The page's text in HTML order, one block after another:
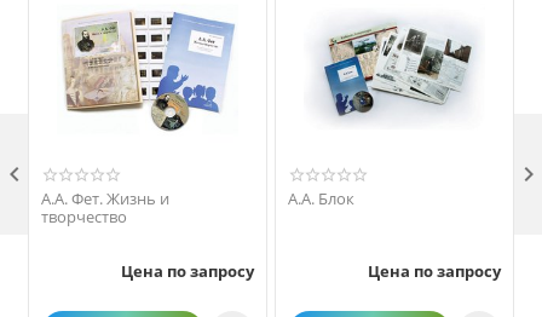
А.А. Фет. Жизнь и
творчество
Цена по запросу
А.А. Блок
Цена по запросу
 